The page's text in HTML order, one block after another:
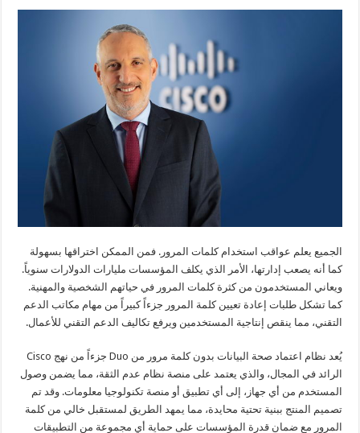
الجميع يعلم عواقب استخدام كلمات المرور. فمن الممكن اختراقها بسهولة
كما أنه يصعب إدارتها، الأمر الذي يكلف المؤسسات مليارات الدولارات سنوياً.
ويعاني المستخدمون من كثرة كلمات المرور في حياتهم الشخصية والمهنية.
كما تشكل طلبات إعادة تعيين كلمة المرور جزءاً كبيراً من مهام مكاتب الدعم
التقني، مما ينقص إنتاجية المستخدمين ويرفع تكاليف الدعم التقني للأعمال.
يُعد نظام اعتماد صحة البيانات بدون كلمة مرور من Duo جزءاً من نهج Cisco
الرائد في المجال، والذي يعتمد على منصة نظام عدم الثقة، مما يضمن وصول
المستخدم من أي جهاز، إلى أي تطبيق أو منصة تكنولوجيا معلومات. وقد تم
تصميم المنتج ببنية تحتية محايدة، مما يمهد الطريق لمستقبل خالي من كلمة
المرور مع ضمان قدرة المؤسسات على حماية أي مجموعة من التطبيقات